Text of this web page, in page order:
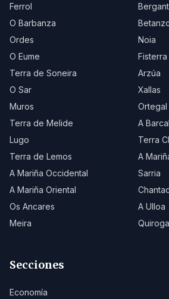
Ferrol
O Barbanza
Ordes
Noia
O Eume
Fisterra
Terra de Soneira
Arzúa
O Sar
Xallas
Muros
Ortegal
Terra de Melide
A
Lugo
Terra
Terra de Lemos
A
A Mariña Occidental
Sarria
A Mariña Oriental
Os Ancares
A Ulloa
Meira
Quiroga
Secciones
Economía